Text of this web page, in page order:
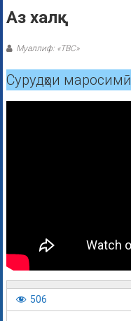
Аз халқ
Муаллиф: «ТВС»
Сурудҳои
506